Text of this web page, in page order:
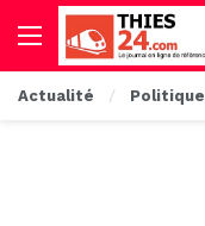
Actualité Politique